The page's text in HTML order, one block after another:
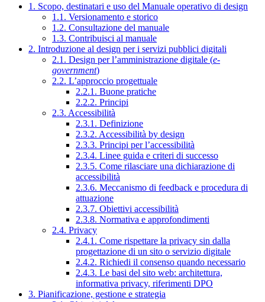
1. Scopo, destinatari e uso del Manuale operativo di design
1.1. Versionamento e storico
1.2. Consultazione del manuale
1.3. Contribuisci al manuale
2. Introduzione al design per i servizi pubblici digitali
2.1. Design per l’amministrazione digitale (e-
government)
2.2. L’approccio progettuale
2.2.1. Buone pratiche
2.2.2. Principi
2.3. Accessibilità
2.3.1. Definizione
2.3.2. Accessibilità by design
2.3.3. Principi per l’accessibilità
2.3.4. Linee guida e criteri di successo
2.3.5. Come rilasciare una dichiarazione di
accessibilità
2.3.6. Meccanismo di feedback e procedura di
attuazione
2.3.7. Obiettivi accessibilità
2.3.8. Normativa e approfondimenti
2.4. Privacy
2.4.1. Come rispettare la privacy sin dalla
progettazione di un sito o servizio digitale
2.4.2. Richiedi il consenso quando necessario
2.4.3. Le basi del sito web: architettura,
informativa privacy, riferimenti DPO
3. Pianificazione, gestione e strategia